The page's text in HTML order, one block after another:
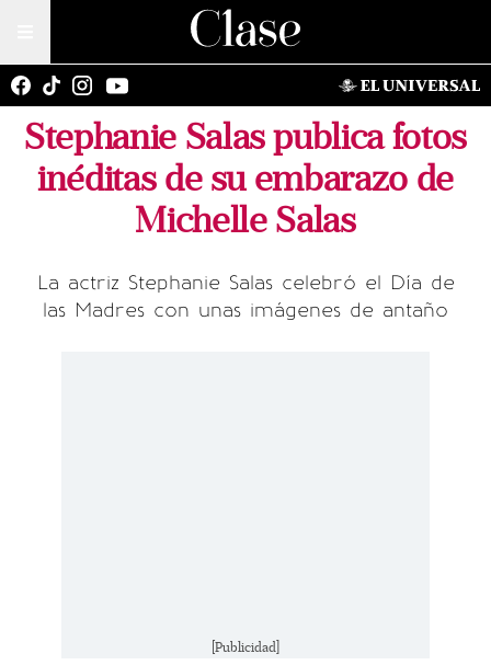
Stephanie Salas publica fotos
inéditas de su embarazo de
Michelle Salas
La actriz Stephanie Salas celebró el Día de
las Madres con unas imágenes de antaño
[Publicidad]